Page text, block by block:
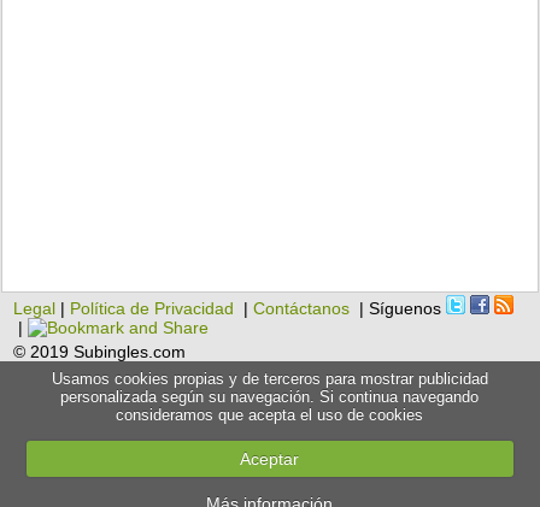
Legal | Política de Privacidad |Contáctanos | Síguenos
|
© 2019 Subingles.com
Usamos cookies propias y de terceros para mostrar publicidad
personalizada según su navegación. Si continua navegando
consideramos que acepta el uso de cookies
Aceptar
Más información